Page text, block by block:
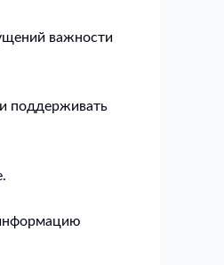
важности
поддерживать